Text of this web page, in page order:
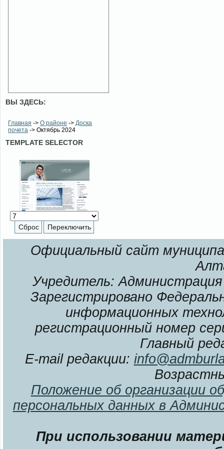
ВЫ ЗДЕСЬ:
Главная -> О районе -> Доска
почета -> Октябрь 2024
TEMPLATE SELECTOR
Официальный сайт
Учредитель: Администрация
Зарегистрировано
информационных
регистрационный номер
Главный
E-mail редакции:
Положение об организации
персональных данных в
При использовании